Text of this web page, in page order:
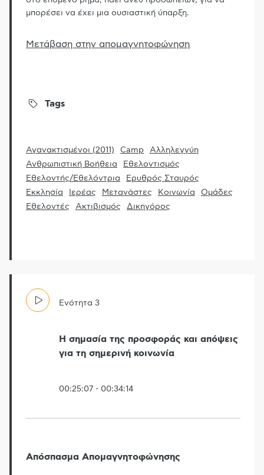
μπορέσει να έχει μια ουσιαστική ύπαρξη.
Μετάβαση στην απομαγνητοφώνηση
Tags
Αγανακτισμένοι (2011) Camp
Αλληλεγγύη
Ανθρωπιστική Βοήθεια
Εθελοντισμός
Εθελοντής/Εθελόντρια
Ερυθρός Σταυρός
Εκκλησία
Ιερέας Μετανάστες Κοινωνία
Ομάδες
Εθελοντές
Ακτιβισμός Δικηγόρος
Ενότητα 3
Η σημασία της προσφοράς και απόψεις
για τη σημερινή κοινωνία
00:25:07 - 00:34:14
Απόσπασμα Απομαγνητοφώνησης